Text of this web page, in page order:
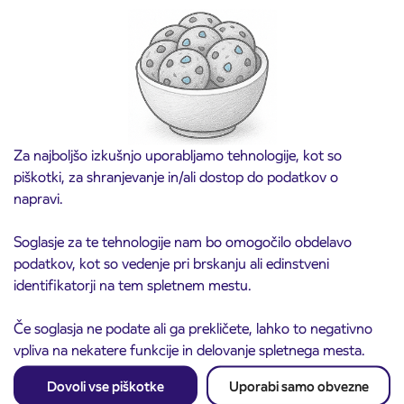
Za najboljšo izkušnjo uporabljamo tehnologije, kot so
piškotki, za shranjevanje in/ali dostop do podatkov o
napravi.
Soglasje za te tehnologije nam bo omogočilo obdelavo
podatkov, kot so vedenje pri brskanju ali edinstveni
identifikatorji na tem spletnem mestu.
Če soglasja ne podate ali ga prekličete, lahko to negativno
vpliva na nekatere funkcije in delovanje spletnega mesta.
Dovoli vse piškotke Uporabi samo obvezne
vozovnic za šolsko leto 2026/2027 se začne
3. 8. 2026
Obvestilo o popolni zapori ceste
ČEŠNJEVEK – TRATA
Kranj